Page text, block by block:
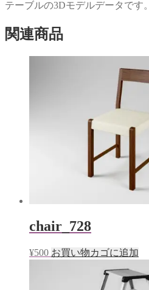
い
ウ
ン
ド
ウ
開
し
て
だ
さ
い
し
テーブルの3Dモデルデータです。
関連商品
chair_728
¥500 お買い物カゴに追加